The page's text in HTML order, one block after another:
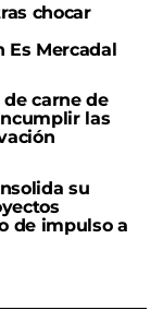
chocar
Es Mercadal
carne de
las
su
de impulso a